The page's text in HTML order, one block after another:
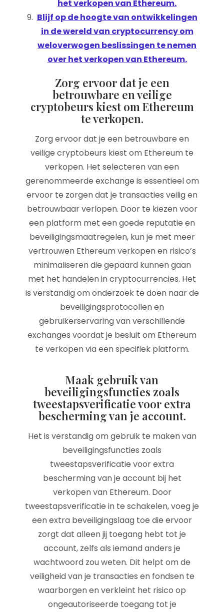
het verkopen van Ethereum.
Blijf op de hoogte van ontwikkelingen
in de wereld van cryptocurrency om
weloverwogen beslissingen te nemen
over het verkopen van Ethereum.
Zorg ervoor dat je een
betrouwbare en veilige
cryptobeurs kiest om Ethereum
te verkopen.
Zorg ervoor dat je een betrouwbare en
veilige cryptobeurs kiest om Ethereum te
verkopen. Het selecteren van een
gerenommeerde exchange is essentieel om
ervoor te zorgen dat je transacties veilig en
betrouwbaar verlopen. Door te kiezen voor
een platform met een goede reputatie en
beveiligingsmaatregelen, kun je met meer
vertrouwen Ethereum verkopen en risico’s
minimaliseren die gepaard kunnen gaan
met het handelen in cryptocurrencies. Het
is verstandig om onderzoek te doen naar de
beveiligingsprotocollen en
gebruikerservaring van verschillende
exchanges voordat je besluit om Ethereum
te verkopen via een specifiek platform.
Maak gebruik van
beveiligingsfuncties zoals
tweestapsverificatie voor extra
bescherming van je account.
Het is verstandig om gebruik te maken van
beveiligingsfuncties zoals
tweestapsverificatie voor extra
bescherming van je account bij het
verkopen van Ethereum. Door
tweestapsverificatie in te schakelen, voeg je
een extra beveiligingslaag toe die ervoor
zorgt dat alleen jij toegang hebt tot je
account, zelfs als iemand anders je
wachtwoord zou weten. Dit helpt om de
veiligheid van je transacties en fondsen te
waarborgen en verkleint het risico op
ongeautoriseerde toegang tot je